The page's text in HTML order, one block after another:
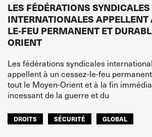
LES FÉDÉRATIONS SYNDICALES
INTERNATIONALES APPELLENT
LE-FEU PERMANENT ET
ORIENT
Les fédérations syndicales
appellent à un cessez-le-feu
tout le Moyen-Orient et à la fin
incessant de la guerre et du
DROITS SÉCURITÉ
GLOBAL